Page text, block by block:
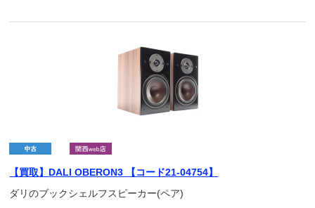
【買取】DALI OBERON3 【コード21-04754】
ダリのブックシェルフスピーカー(ペア)